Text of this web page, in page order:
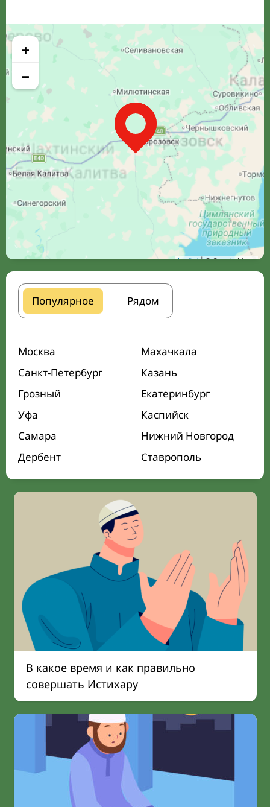
+
−
Leaflet| © Google Maps
Популярное Рядом
Москва
Махачкала
Санкт-Петербург
Казань
Грозный
Екатеринбург
Уфа
Каспийск
Самара
Нижний Новгород
Дербент
Ставрополь
В какое время и как правильно
совершать Истихару